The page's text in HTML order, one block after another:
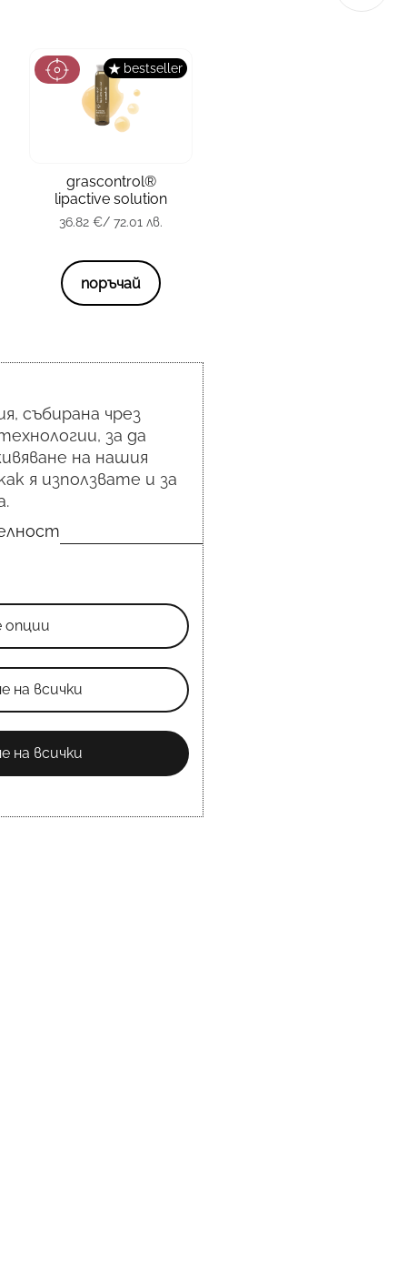
bestseller
grascontrol®
lipactive solution
тип кожа всички
опаковка 14 х 10 мл.
36.82€ / 72.01 лв.
36.82€/ 72.01 лв.
поръчай
събирана чрез
за да
на нашия
я използвате и за
опции
на всички
на всички